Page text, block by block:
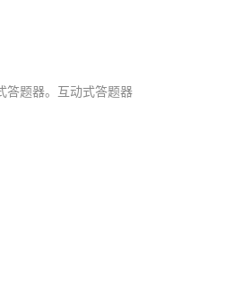
答题器。互动式答题器